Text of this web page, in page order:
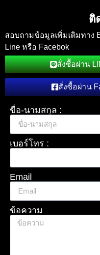
ติ
สอบถามข้อมูลเพิ่มเติมทาง
Line หรือ Facebok
สั่งซื้อผ่าน
สั่งซื้อผ่าน
ขื่อ-นามสกุล :
เบอร์โทร :
Email
ข้อความ